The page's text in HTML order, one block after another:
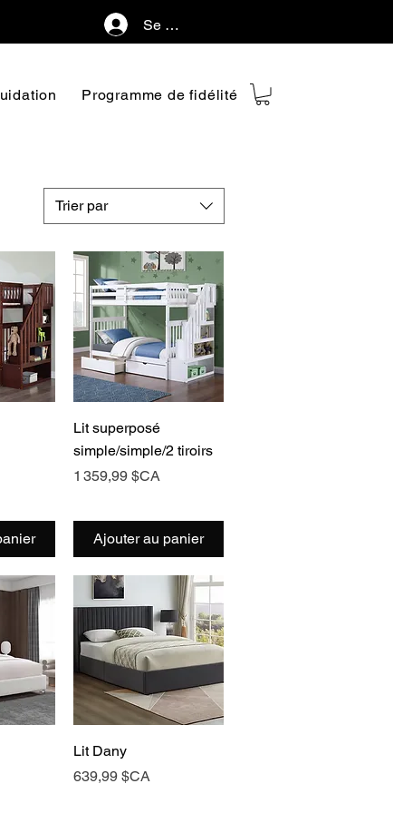
Se connecter
Programme de fidélité
Trier par
Aperçu rapide
Lit superposé
simple/simple/2 tiroirs
Prix
1 359,99 $CA
Ajouter au panier
Aperçu rapide
Lit Dany
Prix
639,99 $CA